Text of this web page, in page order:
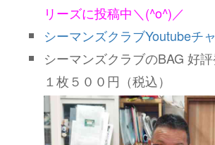
リーズに投稿中＼(^o^)／
シーマンズクラブYoutubeチ
シーマンズクラブのBAG
１枚５００円（税込）